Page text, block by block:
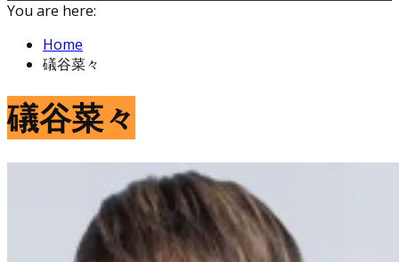
You are here:
Home
礒谷菜々
礒谷菜々